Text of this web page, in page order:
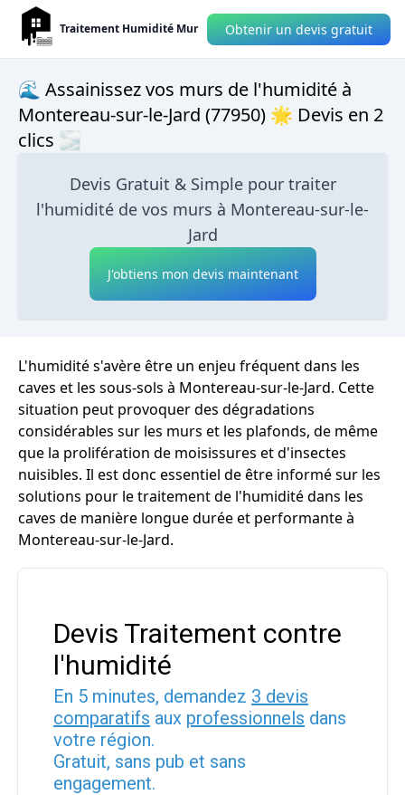
Traitement Humidité Mur Obtenir un devis gratuit
🌊 Assainissez vos murs de l'humidité à
Montereau-sur-le-Jard (77950) 🌟 Devis en 2
clics 🌫
Devis Gratuit & Simple pour traiter
l'humidité de vos murs à Montereau-sur-le-
Jard
J'obtiens mon devis maintenant
L'humidité s'avère être un enjeu fréquent dans les
caves et les sous-sols à Montereau-sur-le-Jard. Cette
situation peut provoquer des dégradations
considérables sur les murs et les plafonds, de même
que la prolifération de moisissures et d'insectes
nuisibles. Il est donc essentiel de être informé sur les
solutions pour le traitement de l'humidité dans les
caves de manière longue durée et performante à
Montereau-sur-le-Jard.
Devis Traitement contre
l'humidité
En 5 minutes, demandez 3 devis
comparatifs aux professionnels dans
votre région.
Gratuit, sans pub et sans
engagement.